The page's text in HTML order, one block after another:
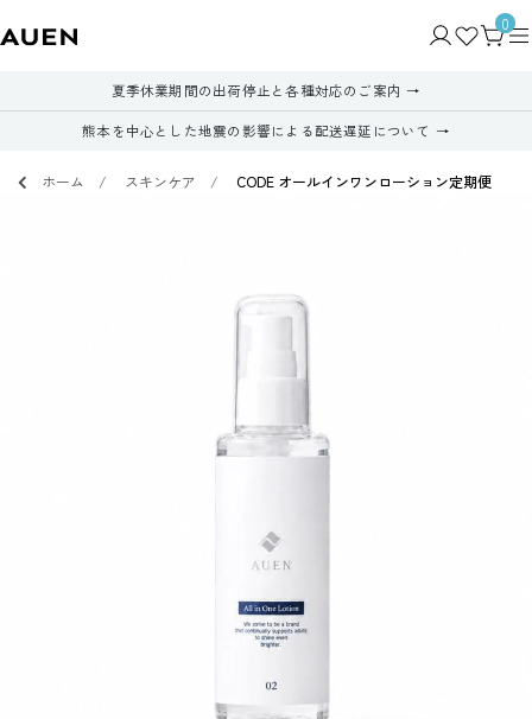
0
夏季休業期間の出荷停止と各種対応のご案内
熊本を中心とした地震の影響による配送遅延について
ホーム スキンケア CODE オールインワンローション定期便